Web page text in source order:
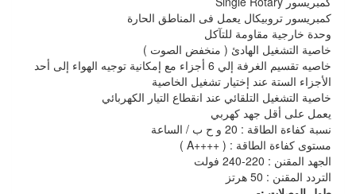
كمبريسور تروبيكال يعمل فى المناطق الحارة
وحدة خارجية مقاومة للتآكل
خاصية التشغيل الهادئ ( منخفض الصوت )
خاصيه تقسيم الغرفة إلي 6 أجزاء مع إمكانية توجيه الهواء إلى أحد
الأجزاء الستة عند إختيار تشغيل الخاصية
خاصية التشغيل التلقائي عند انقطاع التيار الكهربائي
يعمل على أقل جهد كهربي
نسبة كفاءة الطاقة : 20 و ح ب / الساعة
مستوى كفاءة الطاقة : ( ++++A )
الجهد المقنن : 220-240 فولت
التردد المقنن : 50 هرتز